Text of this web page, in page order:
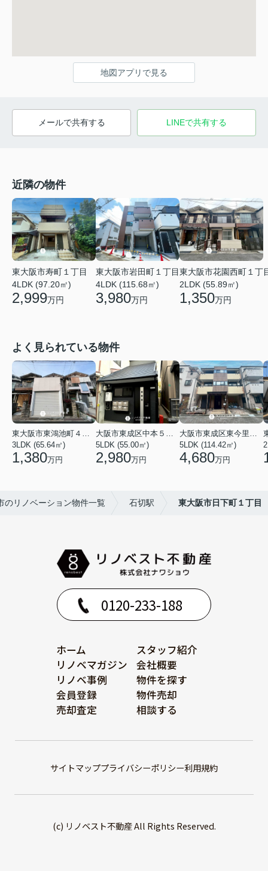
地図アプリで見る
メールで共有する LINEで共有する
近隣の物件
東大阪市寿町１丁目
4LDK (97.20㎡)
2,999万円
東大阪市岩田町１丁目
4LDK (115.68㎡)
3,980万円
東大阪市花園西町１丁
2LDK (55.89㎡)
1,350万円
よく見られている物件
3LDK (65.64㎡)
1,380万円
5LDK (55.00㎡)
2,980万円
5LDK (114.42㎡)
4,680万円
のリノベーション物件一覧 石切駅 東大阪市日下町１丁目
0120-233-188
ホーム
スタッフ紹介
リノベマガジン
会社概要
リノベ事例
物件を探す
会員登録
物件売却
売却査定
相談する
サイトマッププライバシーポリシー利用規約
(c) リノベスト不動産 All Rights Reserved.